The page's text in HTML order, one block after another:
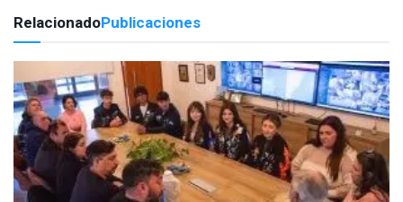
RelacionadoPublicaciones